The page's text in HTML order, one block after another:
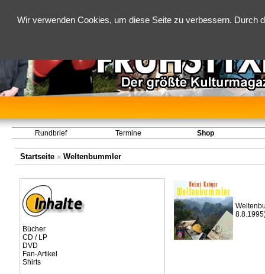
Wir verwenden Cookies, um diese Seite zu verbessern.
Rundbrief Termine Shop
Startseite» Weltenbummler
Bücher
CD / LP
DVD
Fan-Artikel
Shirts